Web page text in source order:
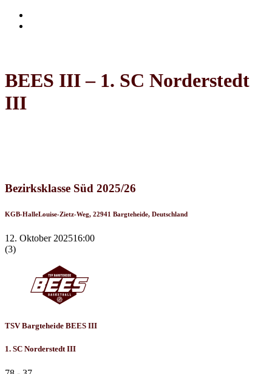
BEES III – 1. SC Norderstedt
III
Bezirksklasse Süd 2025/26
KGB-HalleLouise-Zietz-Weg, 22941 Bargteheide, Deutschland
12. Oktober 202516:00
(3)
TSV Bargteheide BEES III
1. SC Norderstedt III